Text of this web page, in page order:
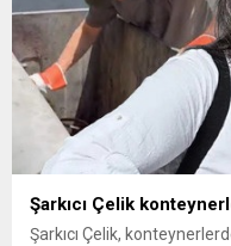
Şarkıcı Çelik
Şarkıcı Çelik,